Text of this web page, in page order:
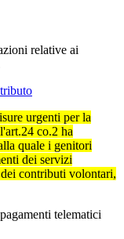
relative ai
urgenti per la
co.2 ha
quale i genitori
dei servizi
contributi volontari,
telematici